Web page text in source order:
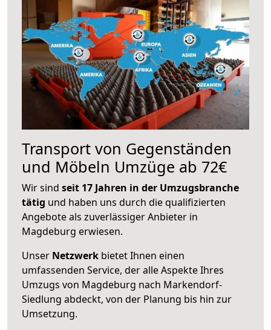
Transport von Gegenständen
und Möbeln Umzüge ab 72€
Wir sind seit 17 Jahren in der Umzugsbranche
tätig und haben uns durch die qualifizierten
Angebote als zuverlässiger Anbieter in
Magdeburg erwiesen.
Unser Netzwerk bietet Ihnen einen
umfassenden Service, der alle Aspekte Ihres
Umzugs von Magdeburg nach Markendorf-
Siedlung abdeckt, von der Planung bis hin zur
Umsetzung.